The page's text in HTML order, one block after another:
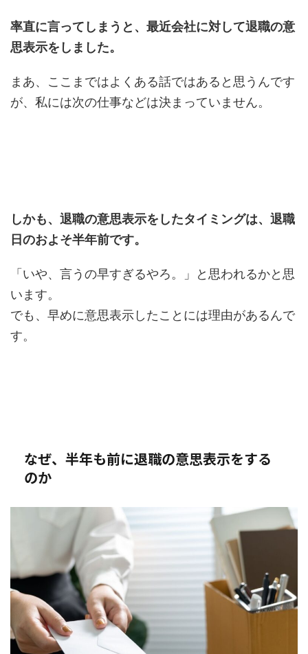
率直に言ってしまうと、最近会社に対して退職の意
思表示をしました。
まあ、ここまではよくある話ではあると思うんです
が、私には次の仕事などは決まっていません。
しかも、退職の意思表示をしたタイミングは、退職
日のおよそ半年前です。
「いや、言うの早すぎるやろ。」と思われるかと思
います。
でも、早めに意思表示したことには理由があるんで
す。
なぜ、半年も前に退職の意思表示をする
のか